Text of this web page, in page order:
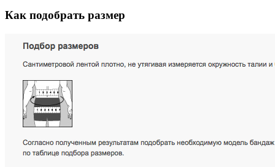
Как подобрать размер